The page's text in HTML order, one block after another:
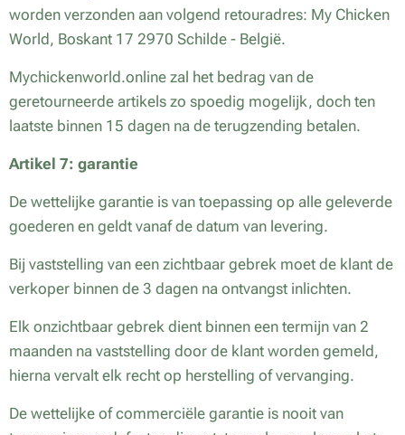
worden verzonden aan volgend retouradres: My Chicken
World, Boskant 17 2970 Schilde - België.
Mychickenworld.online zal het bedrag van de
geretourneerde artikels zo spoedig mogelijk, doch ten
laatste binnen 15 dagen na de terugzending betalen.
Artikel 7: garantie
De wettelijke garantie is van toepassing op alle geleverde
goederen en geldt vanaf de datum van levering.
Bij vaststelling van een zichtbaar gebrek moet de klant de
verkoper binnen de 3 dagen na ontvangst inlichten.
Elk onzichtbaar gebrek dient binnen een termijn van 2
maanden na vaststelling door de klant worden gemeld,
hierna vervalt elk recht op herstelling of vervanging.
De wettelijke of commerciële garantie is nooit van